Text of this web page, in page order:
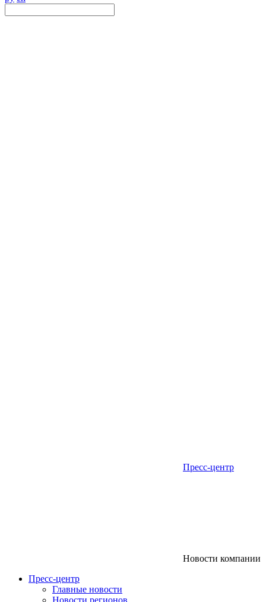
Пресс-центр
Новости компании
Пресс-центр
Главные новости
Новости регионов